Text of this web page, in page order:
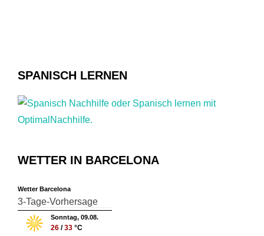
SPANISCH LERNEN
WETTER IN BARCELONA
Wetter Barcelona
3-Tage-Vorhersage
Sonntag, 09.08.
26 /33 °C